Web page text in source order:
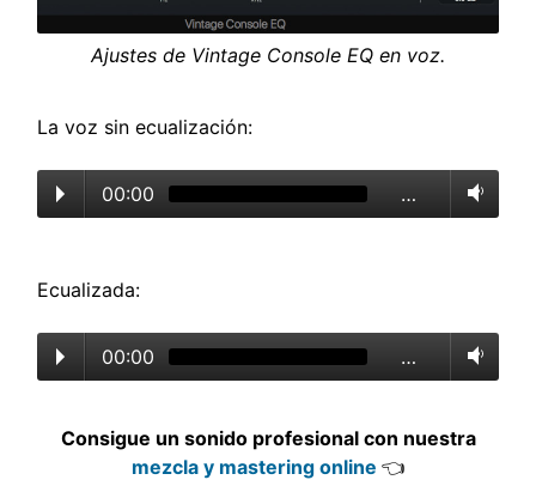
Ajustes de Vintage Console EQ en voz.
La voz sin ecualización:
00:00 …
Ecualizada:
00:00 …
Consigue un sonido profesional con nuestra
mezcla y mastering online 👈